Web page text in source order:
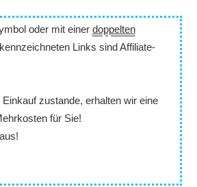
oder mit einer doppelten
Links sind Affiliate-
zustande, erhalten wir eine
für Sie!